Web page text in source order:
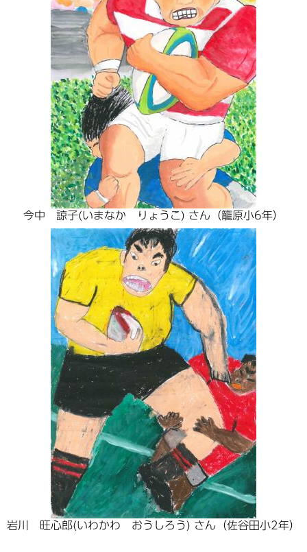
今中 諒子(いまなか りょうこ) さん（籠原小6年）
岩川 旺心郎(いわかわ おうしろう) さん（佐谷田小2年）